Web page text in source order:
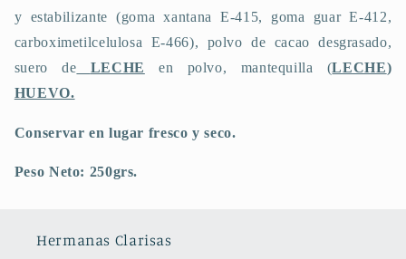
y estabilizante (goma xantana E-415, goma guar E-412,
carboximetilcelulosa E-466), polvo de cacao desgrasado,
suero de
LECHE en polvo, mantequilla (LECHE)
HUEVO.
Conservar en lugar fresco y seco.
Peso Neto: 250grs.
Hermanas Clarisas